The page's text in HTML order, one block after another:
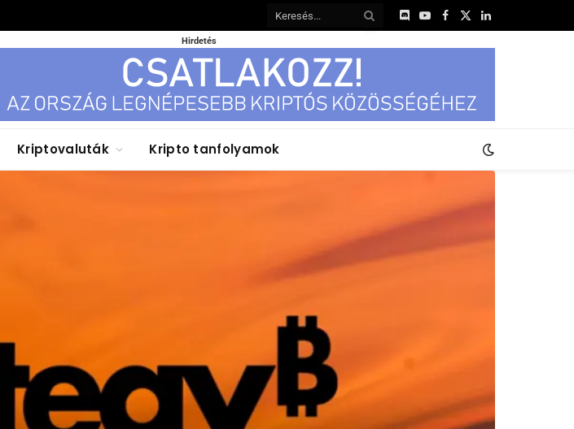
DiscordYouTube
Facebook
X
LinkedIn
Hirdetés
Kriptovaluták Kripto tanfolyamok